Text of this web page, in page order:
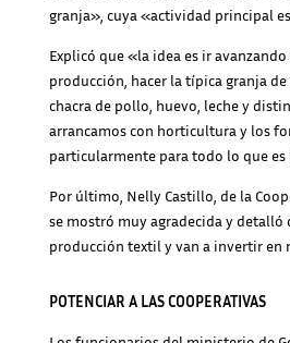
granja», cuya «actividad principal
Explicó que «la idea es ir
producción, hacer la típica granja
chacra de pollo, huevo, leche y
arrancamos con horticultura y los
particularmente para todo lo que es
Por último, Nelly Castillo, de la
se mostró muy agradecida y detalló
producción textil y van a invertir en
POTENCIAR A LAS COOPERATIVAS